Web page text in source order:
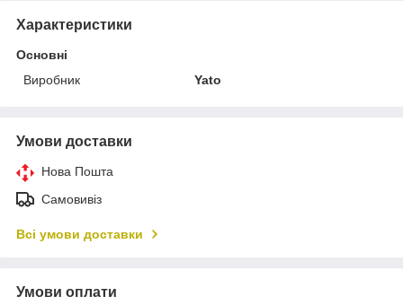
Характеристики
Основні
Виробник
Yato
Умови доставки
Нова Пошта
Самовивіз
Всі умови доставки
Умови оплати